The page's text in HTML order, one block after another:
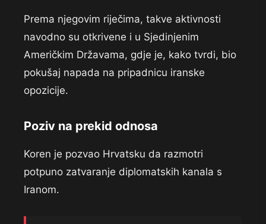
Prema njegovim riječima, takve aktivnosti
navodno su otkrivene i u Sjedinjenim
Američkim Državama, gdje je, kako tvrdi, bio
pokušaj napada na pripadnicu iranske
opozicije.
Poziv na prekid odnosa
Koren je pozvao Hrvatsku da razmotri
potpuno zatvaranje diplomatskih kanala s
Iranom.